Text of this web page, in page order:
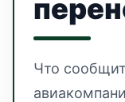
Что